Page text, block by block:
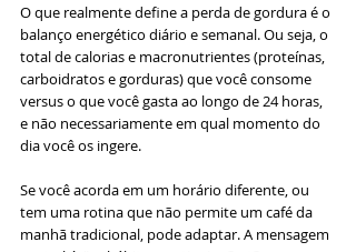
O que realmente define a perda de gordura é o
balanço energético diário e semanal. Ou seja, o
total de calorias e macronutrientes (proteínas,
carboidratos e gorduras) que você consome
versus o que você gasta ao longo de 24 horas,
e não necessariamente em qual momento do
dia você os ingere.
Se você acorda em um horário diferente, ou
tem uma rotina que não permite um café da
manhã tradicional, pode adaptar. A mensagem